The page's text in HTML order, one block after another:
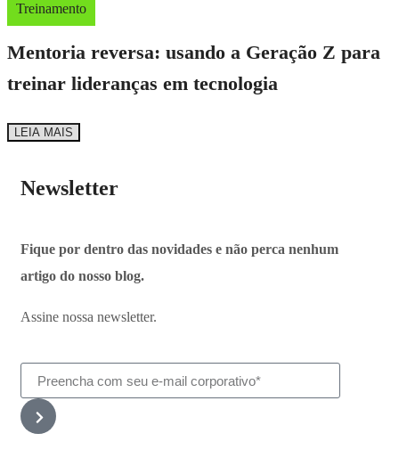
Treinamento
Mentoria reversa: usando a Geração Z para
treinar lideranças em tecnologia
LEIA MAIS
Newsletter
Fique por dentro das novidades e não perca nenhum
artigo do nosso blog.
Assine nossa newsletter.